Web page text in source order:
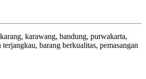
karawang, bandung, purwakarta,
barang berkualitas, pemasangan